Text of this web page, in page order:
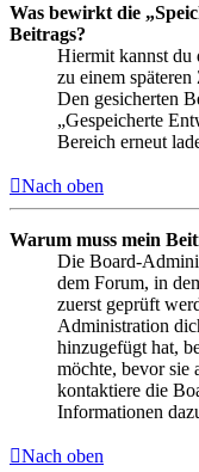
Was bewirkt die
Beitrags?
Hiermit kannst du
zu einem
Den gesicherten
„Gespeicherte
Bereich erneut
Nach oben
Warum muss mein
Die Board-
dem Forum, in
zuerst geprüft
Administration
hinzugefügt hat,
möchte, bevor sie
kontaktiere die
Informationen
Nach oben